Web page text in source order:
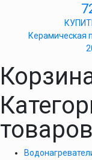
Керамическая
товаров